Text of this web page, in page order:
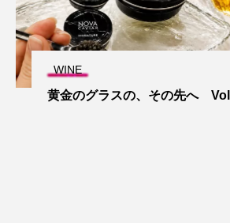
WINE
黄金のグラスの、その先へ